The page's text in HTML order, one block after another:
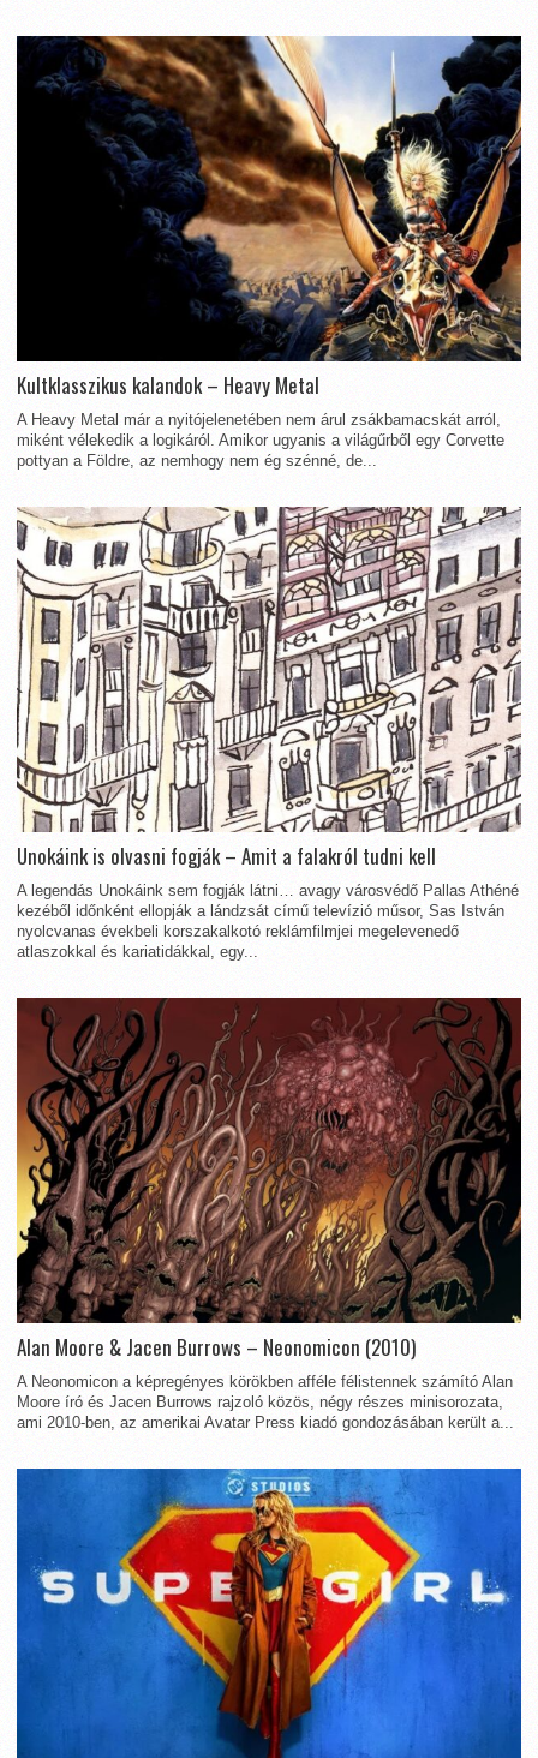
Kultklasszikus kalandok – Heavy Metal
A Heavy Metal már a nyitójelenetében nem árul zsákbamacskát arról,
miként vélekedik a logikáról. Amikor ugyanis a világűrből egy Corvette
pottyan a Földre, az nemhogy nem ég szénné, de...
Unokáink is olvasni fogják – Amit a falakról tudni kell
A legendás Unokáink sem fogják látni… avagy városvédő Pallas Athéné
kezéből időnként ellopják a lándzsát című televízió műsor, Sas István
nyolcvanas évekbeli korszakalkotó reklámfilmjei megelevenedő
atlaszokkal és kariatidákkal, egy...
Alan Moore & Jacen Burrows – Neonomicon (2010)
A Neonomicon a képregényes körökben afféle félistennek számító Alan
Moore író és Jacen Burrows rajzoló közös, négy részes minisorozata,
ami 2010-ben, az amerikai Avatar Press kiadó gondozásában került a...